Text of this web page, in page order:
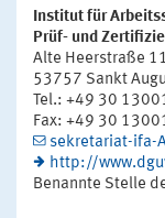
Institut für
Prüf- und
Alte Heerstraße
53757 Sankt
Tel.: +49 30
Fax: +49 30
sekretariat-ifa-
http://
Benannte Stelle